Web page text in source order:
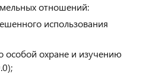
отношений:
использования
особой охране и изучению